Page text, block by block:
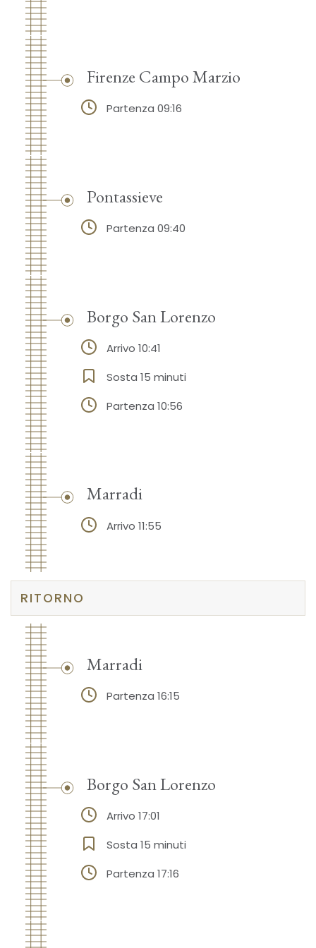
Firenze Campo Marzio
Partenza 09:16
Pontassieve
Partenza 09:40
Borgo San Lorenzo
Arrivo 10:41
Sosta 15 minuti
Partenza 10:56
Marradi
Arrivo 11:55
RITORNO
Marradi
Partenza 16:15
Borgo San Lorenzo
Arrivo 17:01
Sosta 15 minuti
Partenza 17:16